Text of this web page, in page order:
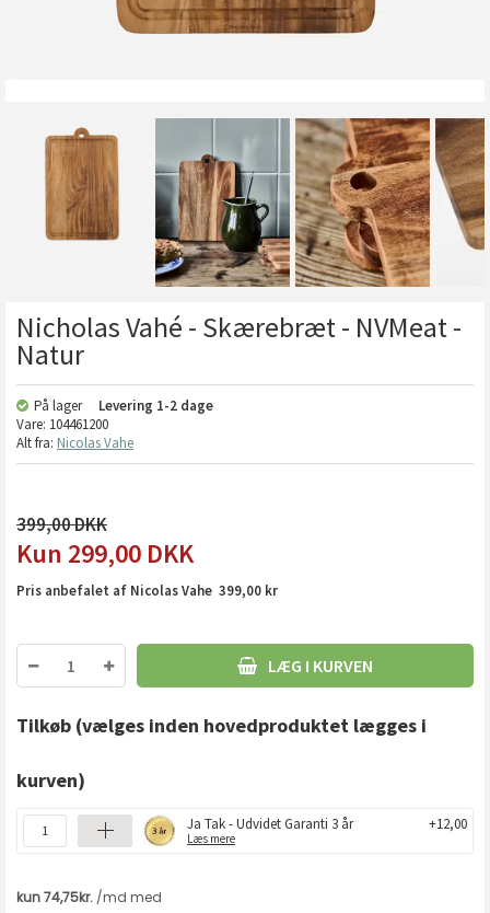
Nicholas Vahé - Skærebræt - NVMeat -
Natur
På lager Levering 1-2 dage
Vare: 104461200
Alt fra: Nicolas Vahe
399,00
299,00 DKK
Pris anbefalet af Nicolas Vahe 399,00 kr
LÆG I KURVEN
Tilkøb (vælges inden hovedproduktet lægges i
kurven)
Ja Tak - Udvidet Garanti 3 år
Læs mere
+12,00